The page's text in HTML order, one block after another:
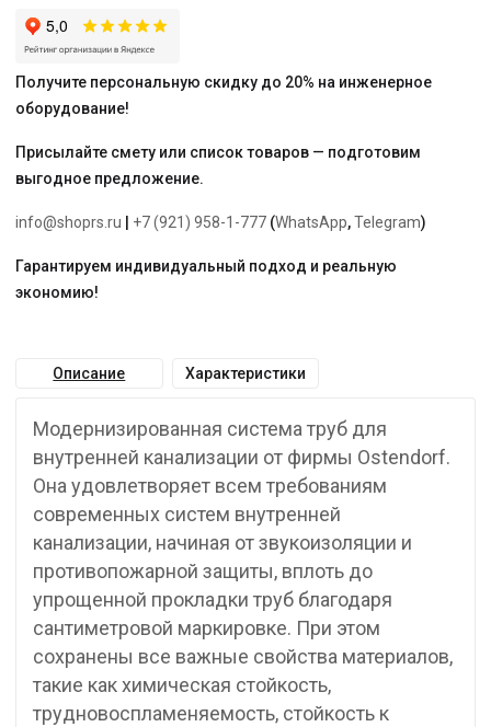
Получите персональную скидку до 20% на инженерное
оборудование!
Присылайте смету или список товаров — подготовим
выгодное предложение.
info@shoprs.ru +7 (921) 958-1-777 (WhatsApp,Telegram)
Гарантируем индивидуальный подход и реальную
экономию!
Описание Характеристики
Модернизированная система труб для
внутренней канализации от фирмы Ostendorf.
Она удовлетворяет всем требованиям
современных систем внутренней
канализации, начиная от звукоизоляции и
противопожарной защиты, вплоть до
упрощенной прокладки труб благодаря
сантиметровой маркировке. При этом
сохранены все важные свойства материалов,
такие как химическая стойкость,
трудновоспламеняемость, стойкость к